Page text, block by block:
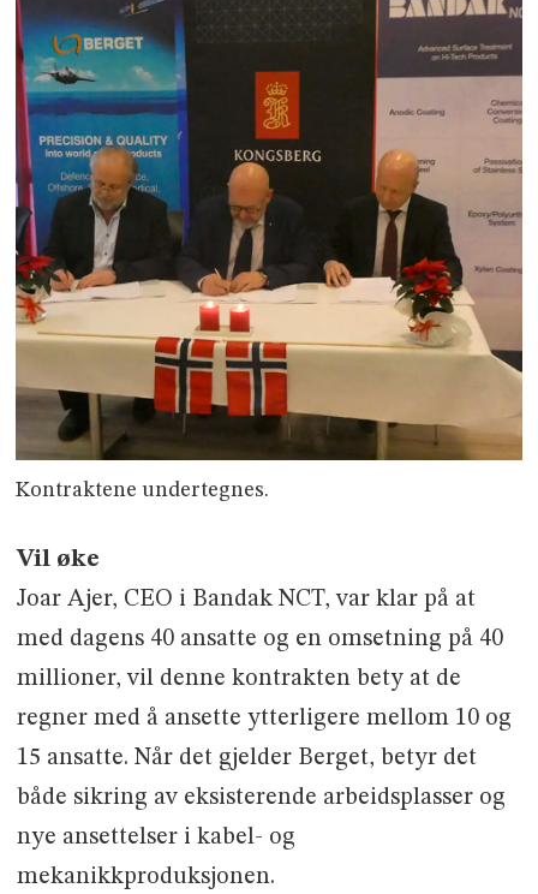
Kontraktene undertegnes.
Vil øke
Joar Ajer, CEO i Bandak NCT, var klar på at
med dagens 40 ansatte og en omsetning på 40
millioner, vil denne kontrakten bety at de
regner med å ansette ytterligere mellom 10 og
15 ansatte. Når det gjelder Berget, betyr det
både sikring av eksisterende arbeidsplasser og
nye ansettelser i kabel- og
mekanikkproduksjonen.